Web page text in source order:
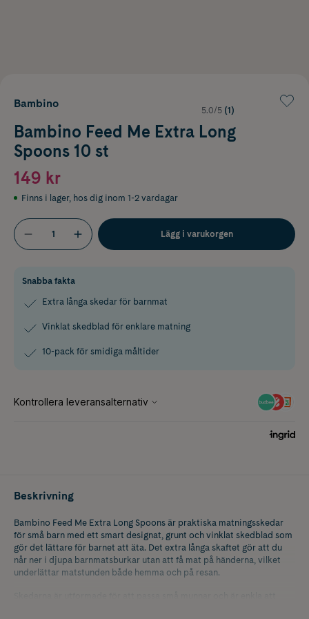
Bambino
5.0/5 (1)
Bambino Feed Me Extra Long
Spoons 10 st
149 kr
Finns i lager, hos dig inom 1-2 vardagar
Lägg i varukorgen
Snabba fakta
Extra långa skedar för barnmat
Vinklat skedblad för enklare matning
10-pack för smidiga måltider
Beskrivning
Bambino Feed Me Extra Long Spoons är praktiska matningsskedar
för små barn med ett smart designat, grunt och vinklat skedblad som
gör det lättare för barnet att äta. Det extra långa skaftet gör att du
når ner i djupa barnmatsburkar utan att få mat på händerna, vilket
underlättar matstunden både hemma och på resan.